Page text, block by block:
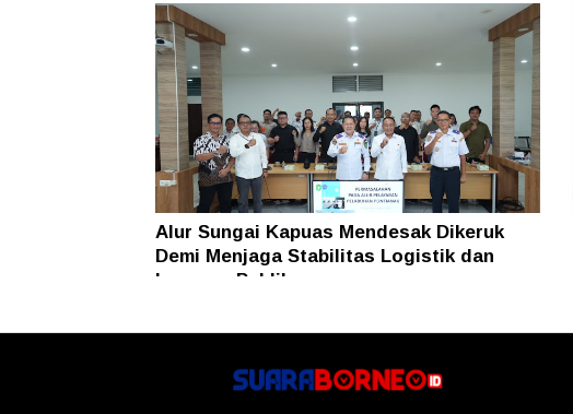
Alur Sungai Kapuas Mendesak Dikeruk
Demi Menjaga Stabilitas Logistik dan
Layanan Publik